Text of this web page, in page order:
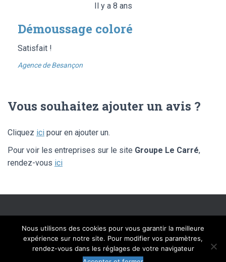
Il y a 8 ans
Démoussage coloré
Satisfait !
Agence de Besançon
Vous souhaitez ajouter un avis ?
Cliquez ici pour en ajouter un.
Pour voir les entreprises sur le site Groupe Le Carré,
rendez-vous ici
TOUS DROITS RÉSERVÉS
MENTIONS LÉGALES CGU
Nous utilisons des cookies pour vous garantir la meilleure
expérience sur notre site. Pour modifier vos paramètres,
rendez-vous dans les réglages de votre navigateur